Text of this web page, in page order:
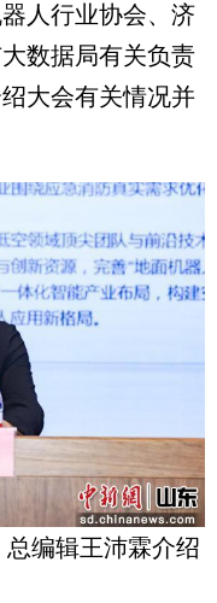
人行业协会、济
数据局有关负责
大会有关情况并
编辑王沛霖介绍